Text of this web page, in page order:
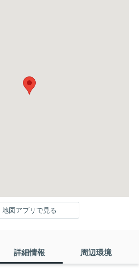
地図アプリで見る
詳細情報 周辺環境